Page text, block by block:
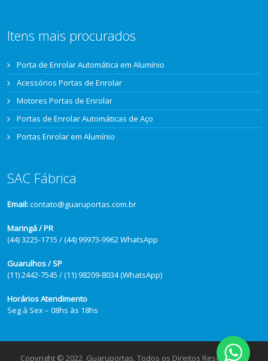
Itens mais procurados
Porta de Enrolar Automática em Alumínio
Acessórios Portas de Enrolar
Motores Portas de Enrolar
Portas de Enrolar Automáticas de Aço
Portas Enrolar em Alumínio
SAC Fábrica
Email:contato@guaruportas.com.br
Maringá / PR
(44) 3225-1715 / (44) 99973-9962 WhatsApp
Guarulhos / SP
(11) 2442-7545 / (11) 98209-8034 (WhatsApp)
Horários Atendimento
Seg à Sex – 08hs às 18hs
Copyright © 2022, Guaruportas. Todos os Direitos Reservados.